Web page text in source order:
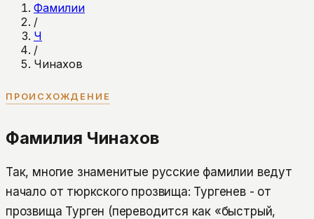
Фамилии
/
Ч
/
Чинахов
ПРОИСХОЖДЕНИЕ
Фамилия Чинахов
Так, многие знаменитые русские фамилии ведут
начало от тюркского прозвища: Тургенев - от
прозвища Турген (переводится как «быстрый,